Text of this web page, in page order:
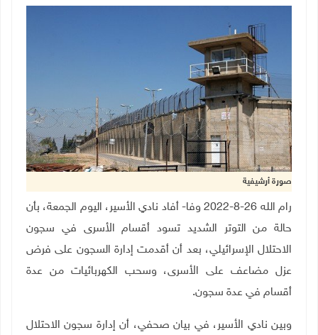
صورة أرشيفية
رام الله 26-8-2022 وفا- أفاد نادي الأسير، اليوم الجمعة، بأن
حالة من التوتر الشديد تسود أقسام الأسرى في سجون
الاحتلال الإسرائيلي، بعد أن أقدمت إدارة السجون على فرض
عزل مضاعف على الأسرى، وسحب الكهربائيات من عدة
أقسام في عدة سجون.
وبين نادي الأسير، في بيان صحفي، أن إدارة سجون الاحتلال